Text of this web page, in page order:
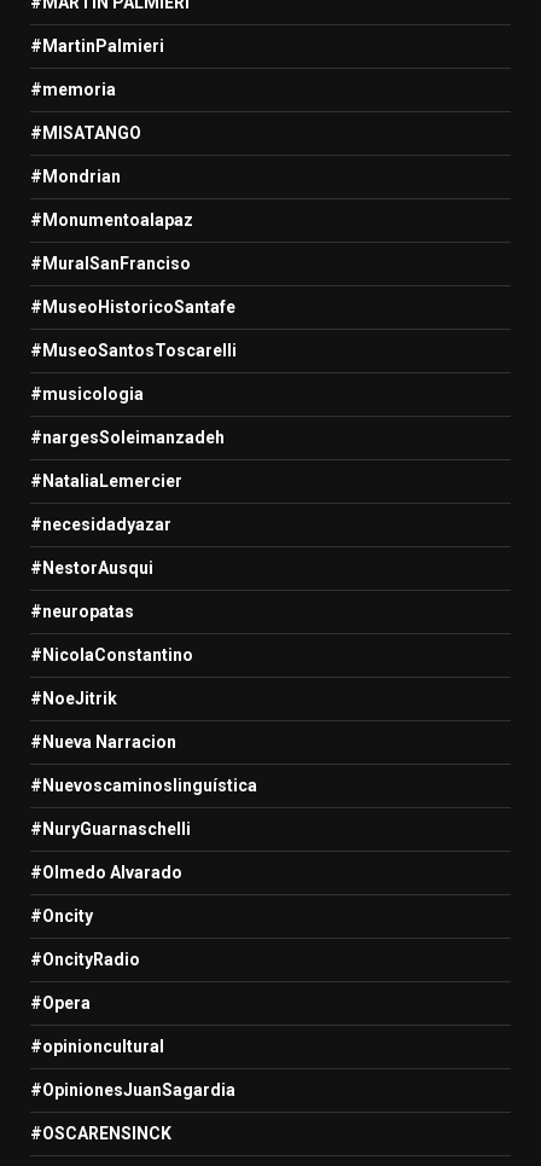
#MartinPalmieri
#memoria
#MISATANGO
#Mondrian
#Monumentoalapaz
#MuralSanFranciso
#MuseoHistoricoSantafe
#MuseoSantosToscarelli
#musicologia
#nargesSoleimanzadeh
#NataliaLemercier
#necesidadyazar
#NestorAusqui
#neuropatas
#NicolaConstantino
#NoeJitrik
#Nueva Narracion
#Nuevoscaminoslinguística
#NuryGuarnaschelli
#Olmedo Alvarado
#Oncity
#OncityRadio
#Opera
#opinioncultural
#OpinionesJuanSagardia
#OSCARENSINCK